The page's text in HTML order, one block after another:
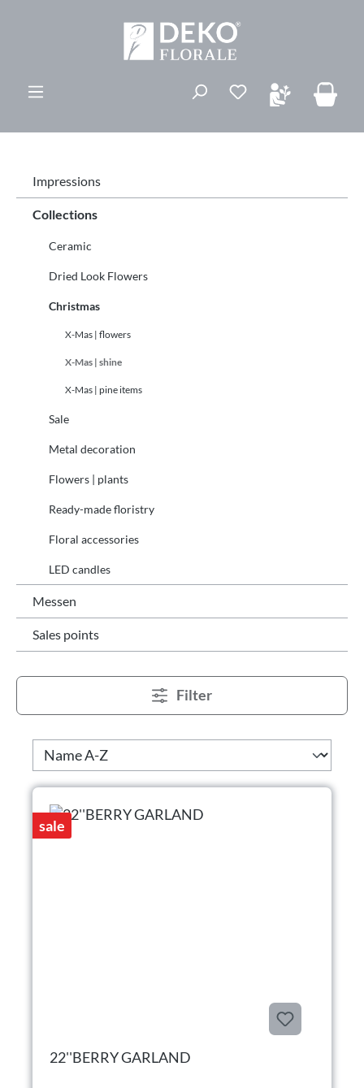
Du har 0
Impressions
Collections
Ceramic
Dried Look Flowers
Christmas
X-Mas | flowers
X-Mas | shine
X-Mas | pine items
Sale
Metal decoration
Flowers | plants
Ready-made floristry
Floral accessories
LED candles
Messen
Sales points
Filter
sale
22''BERRY GARLAND